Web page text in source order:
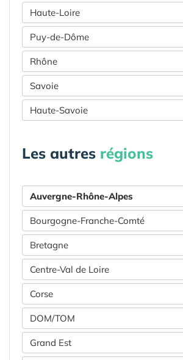
Haute-Loire
Puy-de-Dôme
Rhône
Savoie
Haute-Savoie
Les autres régions
Auvergne-Rhône-Alpes
Bourgogne-Franche-Comté
Bretagne
Centre-Val de Loire
Corse
DOM/TOM
Grand Est